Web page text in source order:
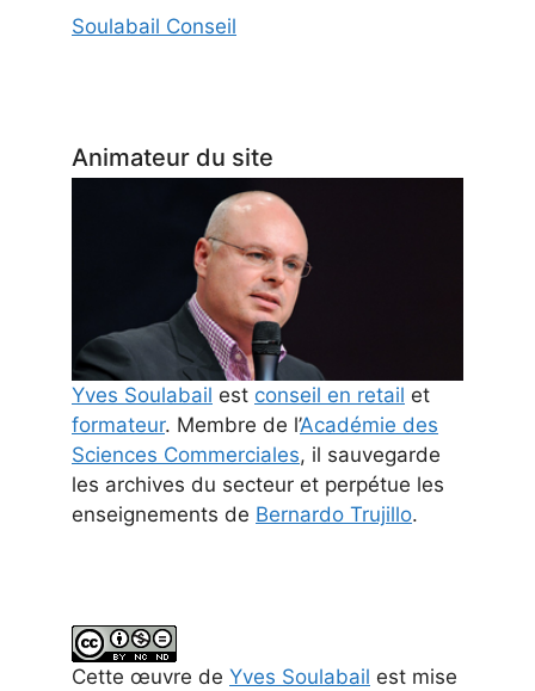
Soulabail Conseil
Animateur du site
Yves Soulabail est conseil en retail et
formateur. Membre de l’Académie des
Sciences Commerciales, il sauvegarde
les archives du secteur et perpétue les
enseignements de Bernardo Trujillo.
Cette œuvre de Yves Soulabail est mise